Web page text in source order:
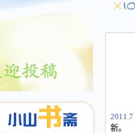
2011.7
新。